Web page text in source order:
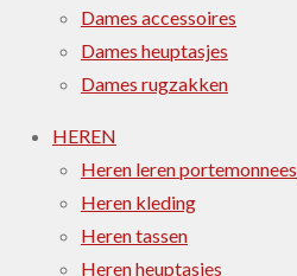
Dames accessoires
Dames heuptasjes
Dames rugzakken
HEREN
Heren leren portemonnees
Heren kleding
Heren tassen
Heren heuptasjes